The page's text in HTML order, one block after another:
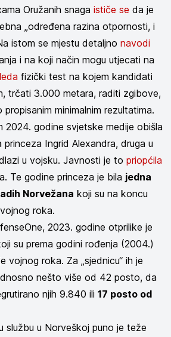
Oružanih snaga ističe se da je
„određena razina otpornosti, i
istom se mjestu detaljno navodi
i na koji način mogu utjecati na
fizički test na kojem kandidati
trčati 3.000 metara, raditi zgibove,
minimalnim rezultatima.
2024. godine svjetske medije obišla
Ingrid Alexandra, druga u
u vojsku. Javnosti je to priopćila
Te godine princeza je bila jedna
Norvežana koji su na koncu
roka.
2023. godine otprilike je
su prema godini rođenja (2004.)
vojnog roka. Za „sjednicu“ ih je
nešto više od 42 posto, da
njih 9.840 ili 17 posto od
službu u Norveškoj puno je teže